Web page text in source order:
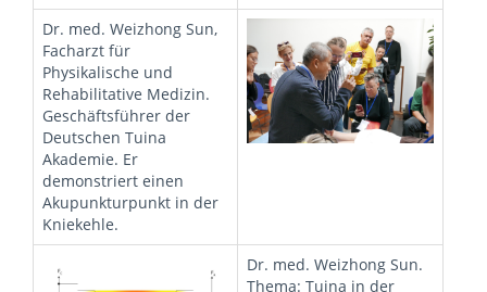
Dr. med. Weizhong Sun,
Facharzt für
Physikalische und
Rehabilitative Medizin.
Geschäftsführer der
Deutschen Tuina
Akademie. Er
demonstriert einen
Akupunkturpunkt in der
Kniekehle.
Dr. med. Weizhong Sun.
Thema: Tuina in der